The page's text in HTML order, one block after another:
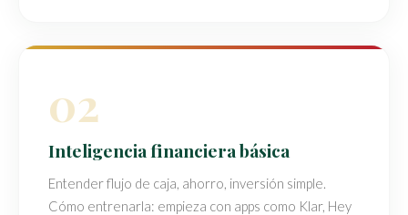
02
Inteligencia financiera básica
Entender flujo de caja, ahorro, inversión simple.
Cómo entrenarla: empieza con apps como Klar, Hey